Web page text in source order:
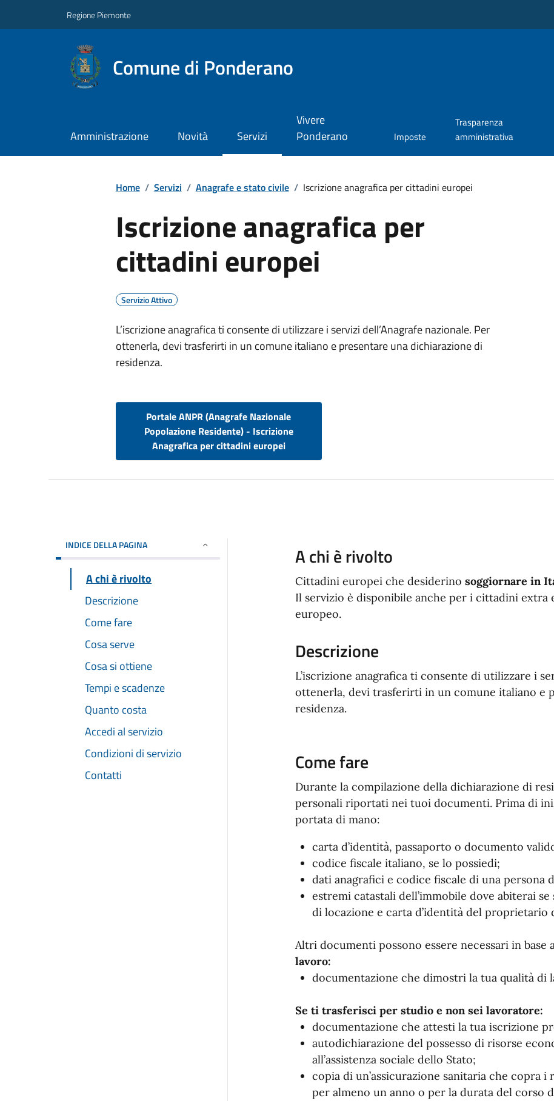
Regione Piemonte
Comune di Ponderano
Amministrazione Novità Servizi
Vivere
Ponderano
Imposte
Trasparenza
amministrativa
Home / Servizi / Anagrafe e stato civile / Iscrizione anagrafica per cittadini europei
Iscrizione anagrafica per
cittadini europei
Servizio Attivo
L’iscrizione anagrafica ti consente di utilizzare i servizi dell’Anagrafe nazionale. Per
ottenerla, devi trasferirti in un comune italiano e presentare una dichiarazione di
residenza.
Portale ANPR (Anagrafe Nazionale
Popolazione Residente) - Iscrizione
Anagrafica per cittadini europei
INDICE DELLA PAGINA
A chi è rivolto
Descrizione
Come fare
Cosa serve
Cosa si ottiene
Tempi e scadenze
Quanto costa
Accedi al servizio
Condizioni di servizio
Contatti
A chi è rivolto
Cittadini europei che desiderino soggiornare in
Il servizio è disponibile anche per i cittadini
europeo.
Descrizione
L’iscrizione anagrafica ti consente di utilizzare i
ottenerla, devi trasferirti in un comune italiano e
residenza.
Come fare
Durante la compilazione della dichiarazione di
personali riportati nei tuoi documenti. Prima di
portata di mano:
carta d’identità, passaporto o documento
codice fiscale italiano, se lo possiedi;
dati anagrafici e codice fiscale di una persona
estremi catastali dell’immobile dove abiterai
di locazione e carta d’identità del proprietario
Altri documenti possono essere necessari in base
lavoro:
documentazione che dimostri la tua qualità di
Se ti trasferisci per studio e non sei lavoratore:
documentazione che attesti la tua iscrizione
autodichiarazione del possesso di risorse
all’assistenza sociale dello Stato;
copia di un’assicurazione sanitaria che copra
per almeno un anno o per la durata del corso